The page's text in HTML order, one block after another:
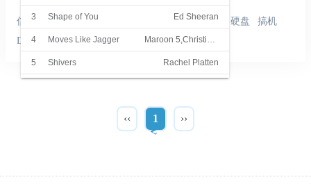
信息技术 科技 日记 ISCSI NAS 硬盘
搞机
DIY
‹‹ 1 ››
3 Shape of You Ed Sheeran
4 Moves Like Jagger Maroon 5,Christina Aguilera
5 Shivers Rachel Platten
Beatrich
10 Sha La La La 温拿乐队